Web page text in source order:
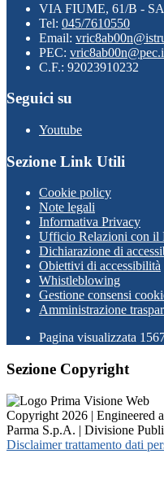
VIA FIUME, 61/B -
Tel: 045/7610550
Email:
PEC:
C.F.: 92023910232
Seguici su
Youtube
Sezione Link Utili
Cookie policy
Note legali
Informativa Privacy
Ufficio Relazioni con il
Dichiarazione di
Obiettivi di accessibilità
Whistleblowing
Gestione consensi
Amministrazione
Pagina visualizzata
Sezione Copyright
Copyright 2026 | Engineered
Parma S.p.A. | Divisione
Disclaimer trattamento dati